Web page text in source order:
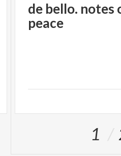
de bello. notes
peace
1